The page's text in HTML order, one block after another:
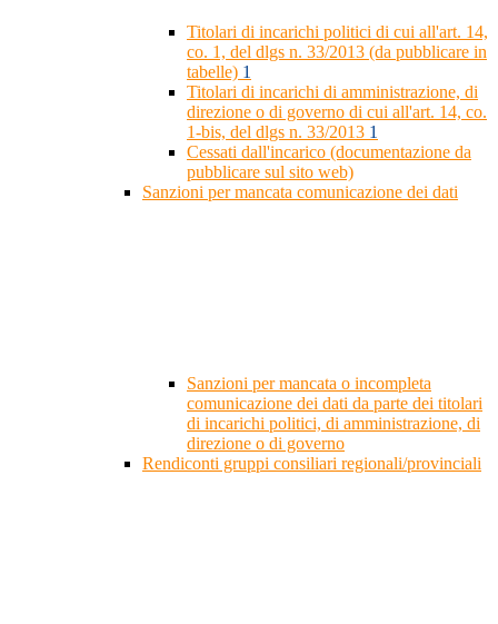
Titolari di incarichi politici di cui all'art. 14,
co. 1, del dlgs n. 33/2013 (da pubblicare in
tabelle) 1
Titolari di incarichi di amministrazione, di
direzione o di governo di cui all'art. 14, co.
1-bis, del dlgs n. 33/2013 1
Cessati dall'incarico (documentazione da
pubblicare sul sito web)
Sanzioni per mancata comunicazione dei dati
Sanzioni per mancata o incompleta
comunicazione dei dati da parte dei titolari
di incarichi politici, di amministrazione, di
direzione o di governo
Rendiconti gruppi consiliari regionali/provinciali